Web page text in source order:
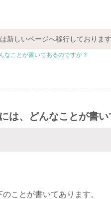
新しいページへ移行しておりま
なことが書いてあるのですか？
は、どんなことが書
ことが書いてあります。